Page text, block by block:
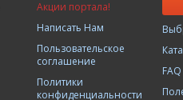
Акции портала!
Написать Нам
Пользовательское
соглашение
Политики
конфиденциальности
FAQ